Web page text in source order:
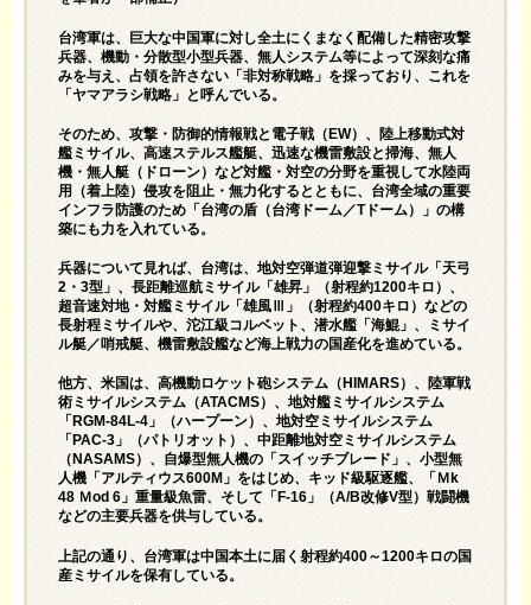
台湾軍は、巨大な中国軍に対し全土にくまなく配備した精密攻撃
兵器、機動・分散型小型兵器、無人システム等によって深刻な痛
みを与え、占領を許さない「非対称戦略」を採っており、これを
「ヤマアラシ戦略」と呼んでいる。
そのため、攻撃・防御的情報戦と電子戦（EW）、陸上移動式対
艦ミサイル、高速ステルス艦艇、迅速な機雷敷設と掃海、無人
機・無人艇（ドローン）など対艦・対空の分野を重視して水陸両
用（着上陸）侵攻を阻止・無力化するとともに、台湾全域の重要
インフラ防護のため「台湾の盾（台湾ドーム／Tドーム）」の構
築にも力を入れている。
兵器について見れば、台湾は、地対空弾道弾迎撃ミサイル「天弓
2・3型」、長距離巡航ミサイル「雄昇」（射程約1200キロ）、
超音速対地・対艦ミサイル「雄風Ⅲ」（射程約400キロ）などの
長射程ミサイルや、沱江級コルベット、潜水艦「海鯤」、ミサイ
ル艇／哨戒艇、機雷敷設艦など海上戦力の国産化を進めている。
他方、米国は、高機動ロケット砲システム（HIMARS）、陸軍戦
術ミサイルシステム（ATACMS）、地対艦ミサイルシステム
「RGM-84L-4」（ハープーン）、地対空ミサイルシステム
「PAC-3」（パトリオット）、中距離地対空ミサイルシステム
（NASAMS）、自爆型無人機の「スイッチブレード」、小型無
人機「アルティウス600M」をはじめ、キッド級駆逐艦、「Ｍk
48 Ｍod 6」重量級魚雷、そして「F-16」（A/B改修V型）戦闘機
などの主要兵器を供与している。
上記の通り、台湾軍は中国本土に届く射程約400～1200キロの国
産ミサイルを保有している。